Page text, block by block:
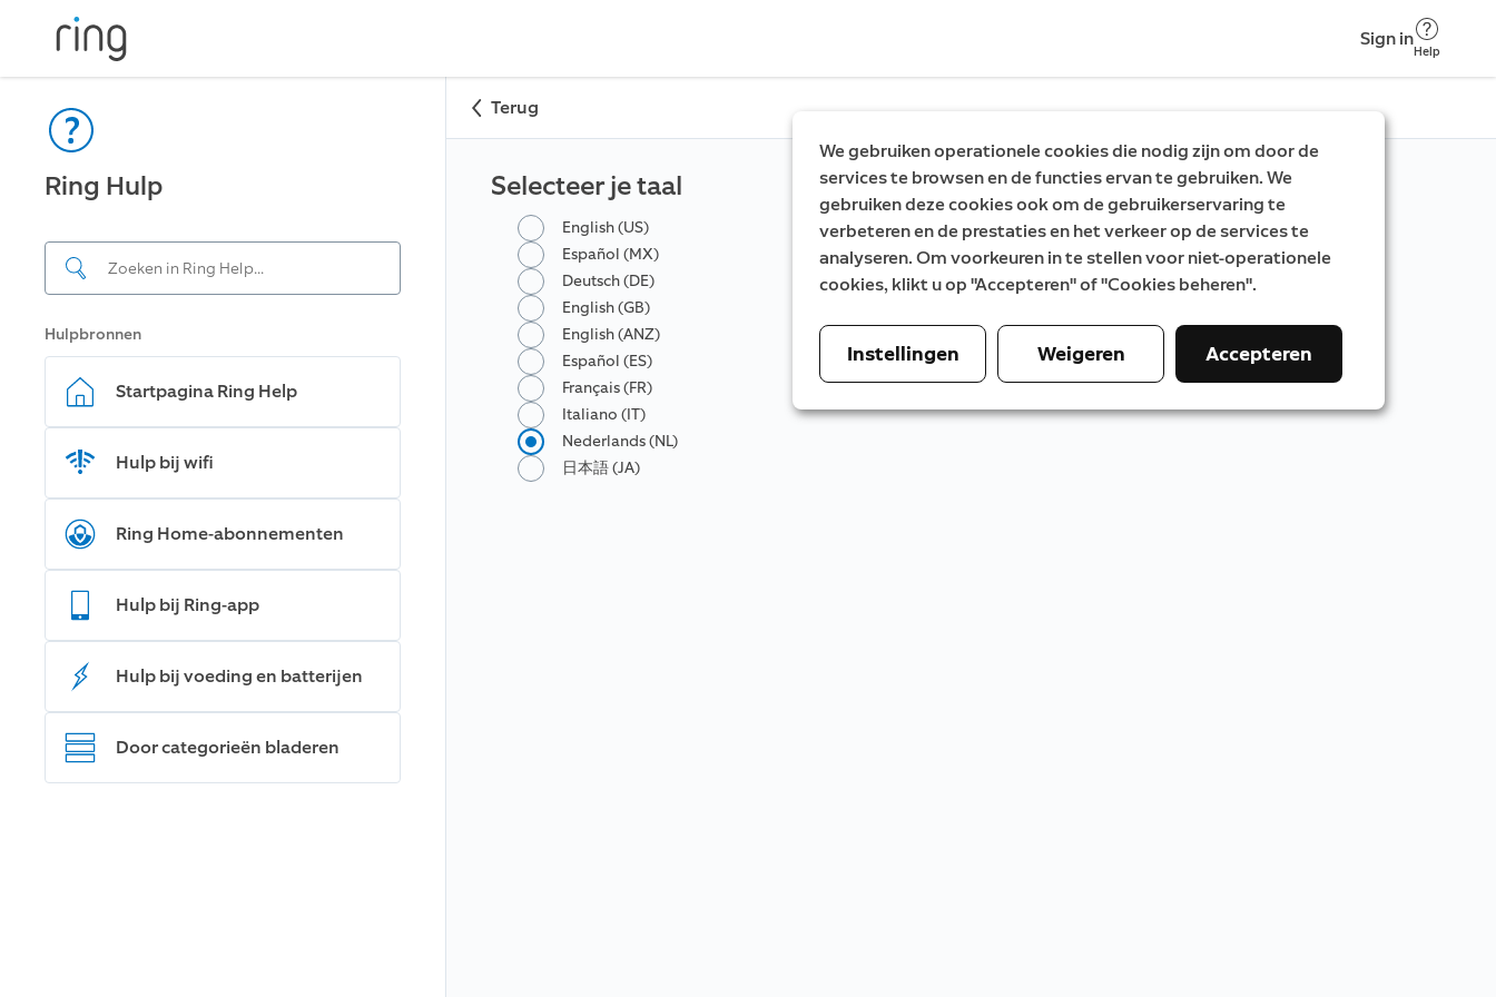
Sign in
Help
Ring Hulp
Hulpbronnen
Startpagina Ring Help
Hulp bij wifi
Ring Home-abonnementen
Hulp bij Ring-app
Hulp bij voeding en batterijen
Door categorieën bladeren
Terug
Selecteer je taal
English (US)
Español (MX)
Deutsch (DE)
English (GB)
English (ANZ)
Español (ES)
Français (FR)
Italiano (IT)
Nederlands (NL)
日本語 (JA)
We gebruiken operationele cookies die nodig zijn om door de
services te browsen en de functies ervan te gebruiken. We
gebruiken deze cookies ook om de gebruikerservaring te
verbeteren en de prestaties en het verkeer op de services te
analyseren. Om voorkeuren in te stellen voor niet-operationele
cookies, klikt u op "Accepteren" of "Cookies beheren".
Instellingen Weigeren Accepteren